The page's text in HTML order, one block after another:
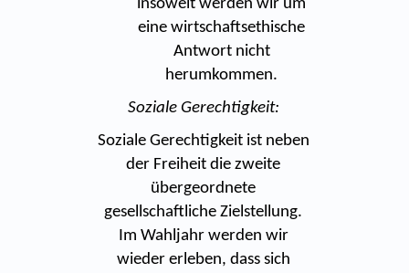
insoweit werden wir um
eine wirtschaftsethische
Antwort nicht
herumkommen.
Soziale Gerechtigkeit:
Soziale Gerechtigkeit ist neben
der Freiheit die zweite
übergeordnete
gesellschaftliche Zielstellung.
Im Wahljahr werden wir
wieder erleben, dass sich